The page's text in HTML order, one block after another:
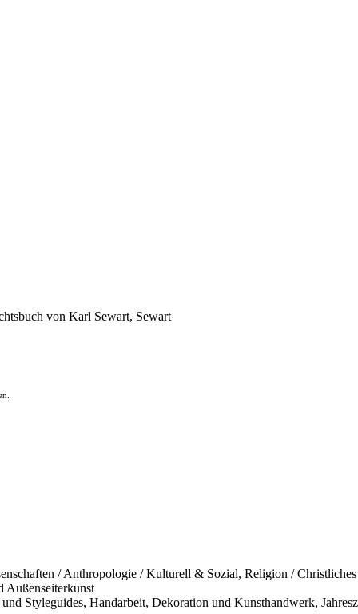
/ Anthropologie / Kulturell & Sozial, Religion /
Außenseiterkunst
Styleguides, Handarbeit, Dekoration und Kunsthandwerk,